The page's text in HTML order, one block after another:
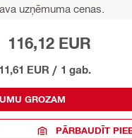
uzņēmuma cenas.
116,12 EUR
11,61 EUR / 1 gab.
GROZAM
PĀRBAUDĪT